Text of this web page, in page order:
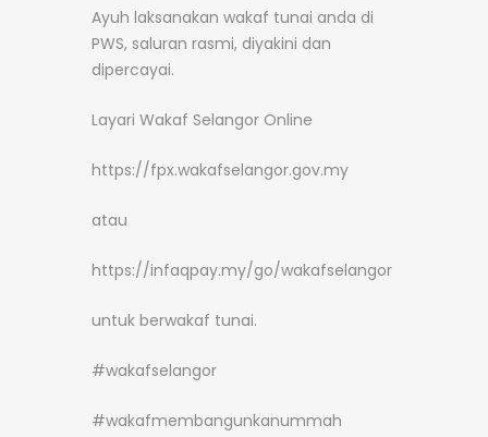
Ayuh laksanakan wakaf tunai anda di
PWS, saluran rasmi, diyakini dan
dipercayai.
Layari Wakaf Selangor Online
https://fpx.wakafselangor.gov.my
atau
https://infaqpay.my/go/wakafselangor
untuk berwakaf tunai.
#wakafselangor
#wakafmembangunkanummah